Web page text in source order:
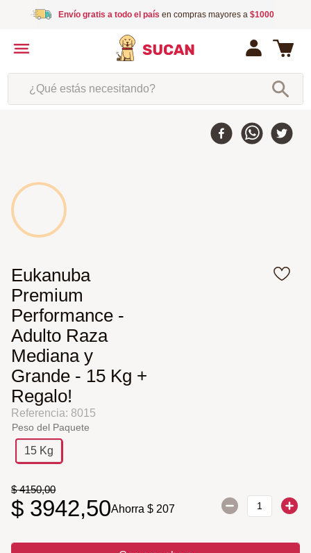
Envío gratis a todo el país en compras mayores a $1000
¿Qué estás necesitando?
-5 %
Eukanuba
Premium
Performance -
Adulto Raza
Mediana y
Grande - 15 Kg +
Regalo!
Referencia: 8015
Peso del Paquete
15 Kg
$ 4150,00
$ 3942,50Ahorra$ 207